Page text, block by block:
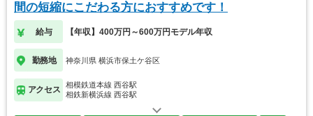
間の短縮にこだわる方におすすめです！
給与 【年収】400万円～600万円モデル年収
勤務地 神奈川県 横浜市保土ケ谷区
アクセス
相模鉄道本線 西谷駅
相鉄新横浜線 西谷駅